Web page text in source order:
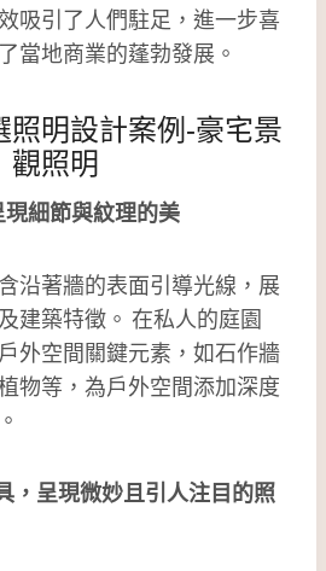
吸引了人們駐足，進一步喜
當地商業的蓬勃發展。
照明設計案例 -豪宅景
觀照明
細節與紋理的美
沿著牆的表面引導光線，展
建築特徵。 在私人的庭園
外空間關鍵元素，如石作牆
物等，為戶外空間添加深度
，呈現微妙且引人注目的照